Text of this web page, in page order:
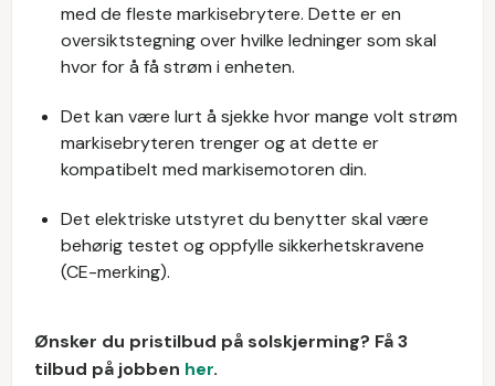
med de fleste markisebrytere. Dette er en
oversiktstegning over hvilke ledninger som skal
hvor for å få strøm i enheten.
Det kan være lurt å sjekke hvor mange volt strøm
markisebryteren trenger og at dette er
kompatibelt med markisemotoren din.
Det elektriske utstyret du benytter skal være
behørig testet og oppfylle sikkerhetskravene
(CE-merking).
Ønsker du pristilbud på solskjerming? Få 3
tilbud på jobben her.